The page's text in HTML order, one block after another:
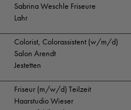
Sabrina Weschle Friseure
Lahr
Colorist, Colorassistent (w/m/d)
Salon Arendt
Jestetten
Friseur (m/w/d) Teilzeit
Haarstudio Wieser